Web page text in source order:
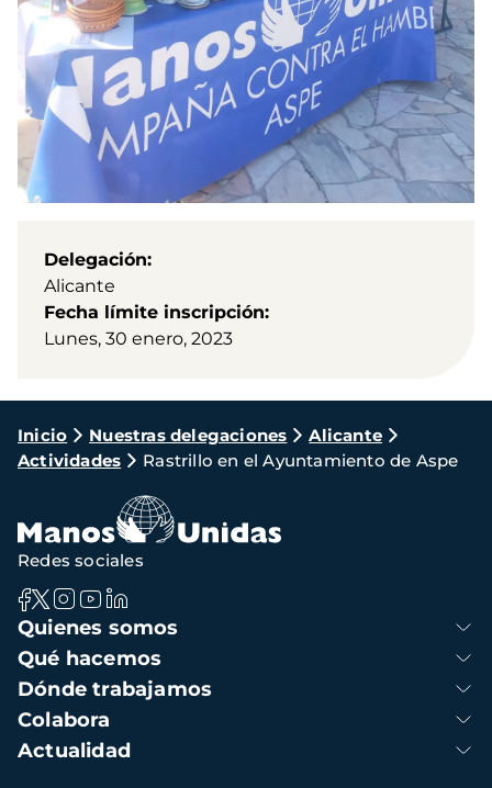
Delegación
Alicante
Fecha límite inscripción
Lunes, 30 enero, 2023
Ruta
de
navegación
Inicio Nuestras delegaciones
Alicante
Actividades
Rastrillo en el Ayuntamiento de Aspe
Navegación
principal
Quienes somos
Qué hacemos
Dónde trabajamos
Colabora
Actualidad
Redes sociales